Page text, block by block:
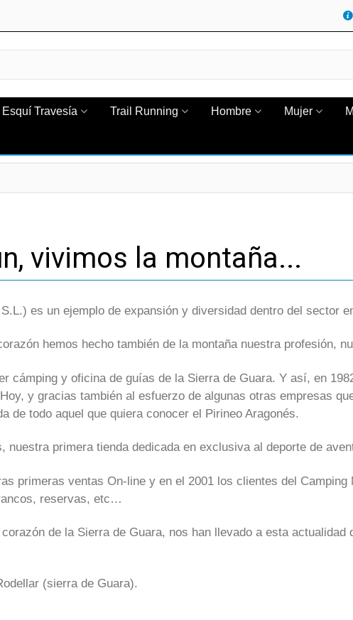
Esquí Travesía Trail Running Hombre Mujer
vivimos la montaña...
es un ejemplo de expansión y diversidad dentro del sector
hemos hecho también de la montaña nuestra profesión,
cámping y oficina de guías de la Sierra de Guara. Y así, en
y gracias también al esfuerzo de algunas otras empresas
de todo aquel que quiera conocer el Pirineo Aragonés.
nuestra primera tienda dedicada en exclusiva al deporte de
primeras ventas On-line y en el 2001 los clientes del
reservas, etc…
de la Sierra de Guara, nos han llevado a esta actualidad
(sierra de Guara).